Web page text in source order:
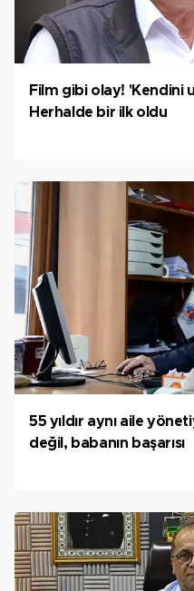
Film gibi olay! 'Kendini
Herhalde bir ilk oldu
55 yıldır aynı aile yönetiyor: Bu senin
değil, babanın başarısı